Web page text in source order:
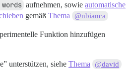
aufnehmen, sowie automatische
gemäß Thema @nbianca
Funktion hinzufügen
unterstützen, siehe Thema @david